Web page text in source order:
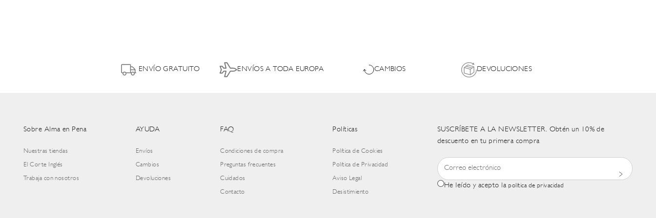
ENVÍO GRATUITO ENVÍOS A TODA EUROPA CAMBIOS DEVOLUCIONES
Sobre Alma en Pena
Nuestras tiendas
El Corte Inglés
Trabaja con nosotros
AYUDA
Envíos
Cambios
Devoluciones
FAQ
Condiciones de compra
Preguntas frecuentes
Cuidados
Contacto
Políticas
Política de Cookies
Política de Privacidad
Aviso Legal
Desistimiento
SUSCRÍBETE A LA NEWSLETTER. Obtén un 10% de
descuento en tu primera compra
He leído y acepto lapolítica de privacidad